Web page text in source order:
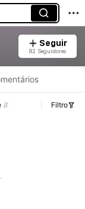
Seguir
82 Seguidores
Filtro